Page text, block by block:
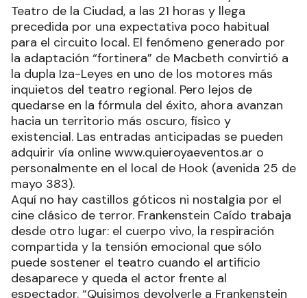
Teatro de la Ciudad, a las 21 horas y llega
precedida por una expectativa poco habitual
para el circuito local. El fenómeno generado por
la adaptación “fortinera” de Macbeth convirtió a
la dupla Iza-Leyes en uno de los motores más
inquietos del teatro regional. Pero lejos de
quedarse en la fórmula del éxito, ahora avanzan
hacia un territorio más oscuro, físico y
existencial. Las entradas anticipadas se pueden
adquirir vía online www.quieroyaeventos.ar o
personalmente en el local de Hook (avenida 25 de
mayo 383).
Aquí no hay castillos góticos ni nostalgia por el
cine clásico de terror. Frankenstein Caído trabaja
desde otro lugar: el cuerpo vivo, la respiración
compartida y la tensión emocional que sólo
puede sostener el teatro cuando el artificio
desaparece y queda el actor frente al
espectador. “Quisimos devolverle a Frankenstein